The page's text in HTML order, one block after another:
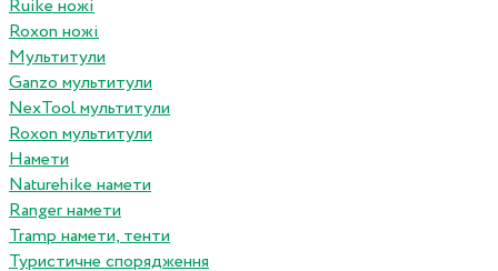
Ruike ножі
Roxon ножi
Мультитули
Ganzo мультитули
NexTool мультитули
Roxon мультитули
Намети
Naturehike намети
Ranger намети
Tramp намети, тенти
Туристичне спорядження